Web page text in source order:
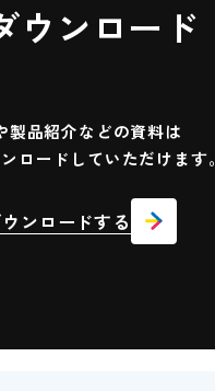
ウンロード
製品紹介などの資料は
ロード していただけます。
ンロードする